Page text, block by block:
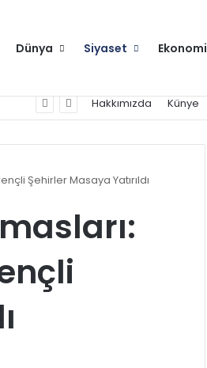
Dünya Siyaset Ekonomi
Hakkımızda Künye
Şehirler Masaya Yatırıldı